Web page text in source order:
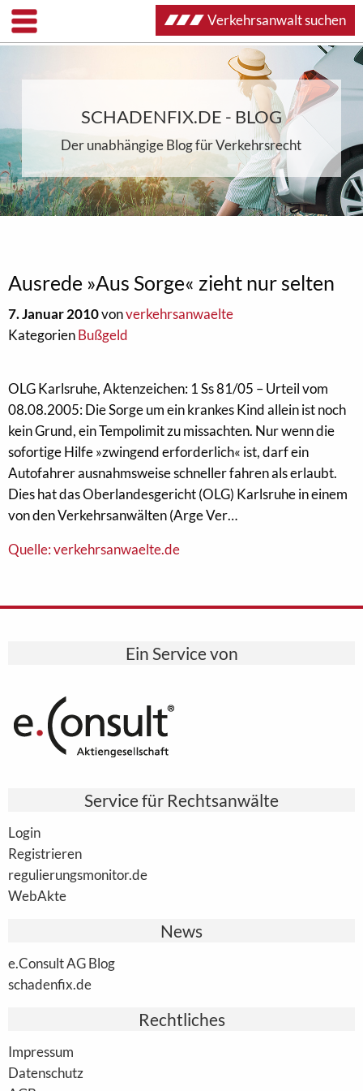
SCHADENFIX.DE - BLOG
Der unabhängige Blog für Verkehrsrecht
Ausrede »Aus Sorge« zieht nur selten
7. Januar 2010vonverkehrsanwaelte
KategorienBußgeld
OLG Karlsruhe, Aktenzeichen: 1 Ss 81/05 – Urteil vom
08.08.2005: Die Sorge um ein krankes Kind allein ist noch
kein Grund, ein Tempolimit zu missachten. Nur wenn die
sofortige Hilfe »zwingend erforderlich« ist, darf ein
Autofahrer ausnahmsweise schneller fahren als erlaubt.
Dies hat das Oberlandesgericht (OLG) Karlsruhe in einem
von den Verkehrsanwälten (Arge Ver…
Quelle: verkehrsanwaelte.de
Ein Service von
Service für Rechtsanwälte
Login
Registrieren
regulierungsmonitor.de
WebAkte
News
e.Consult AG Blog
schadenfix.de
Rechtliches
Impressum
Datenschutz
Verkehrsanwalt suchen